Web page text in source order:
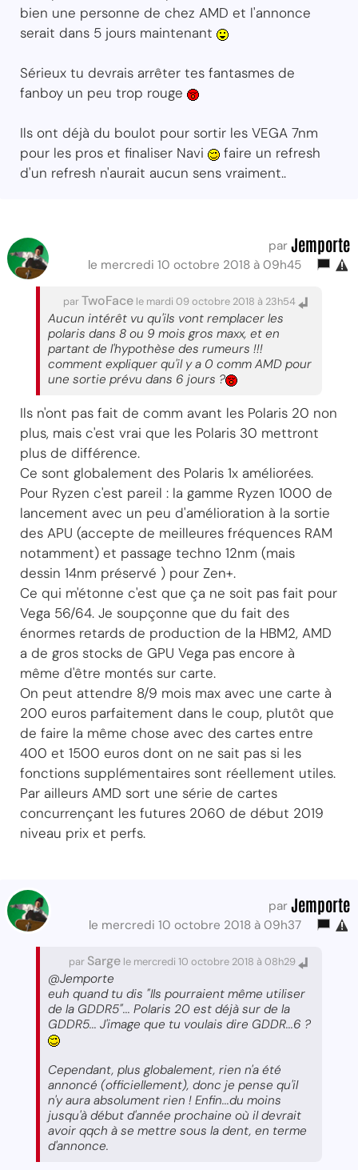
bien une personne de chez AMD et l'annonce
serait dans 5 jours maintenant
Sérieux tu devrais arrêter tes fantasmes de
fanboy un peu trop rouge
Ils ont déjà du boulot pour sortir les VEGA 7nm
pour les pros et finaliser Navi
faire un refresh
d'un refresh n'aurait aucun sens vraiment..
par Jemporte
le mercredi 10 octobre 2018 à 09h45
parTwoFace le mardi 09 octobre 2018 à 23h54
Aucun intérêt vu qu'ils vont remplacer les
polaris dans 8 ou 9 mois gros maxx, et en
partant de l'hypothèse des rumeurs !!!
comment expliquer qu'il y a 0 comm AMD pour
une sortie prévu dans 6 jours ?
Ils n'ont pas fait de comm avant les Polaris 20 non
plus, mais c'est vrai que les Polaris 30 mettront
plus de différence.
Ce sont globalement des Polaris 1x améliorées.
Pour Ryzen c'est pareil : la gamme Ryzen 1000 de
lancement avec un peu d'amélioration à la sortie
des APU (accepte de meilleures fréquences RAM
notamment) et passage techno 12nm (mais
dessin 14nm préservé ) pour Zen+.
Ce qui m'étonne c'est que ça ne soit pas fait pour
Vega 56/64. Je soupçonne que du fait des
énormes retards de production de la HBM2, AMD
a de gros stocks de GPU Vega pas encore à
même d'être montés sur carte.
On peut attendre 8/9 mois max avec une carte à
200 euros parfaitement dans le coup, plutôt que
de faire la même chose avec des cartes entre
400 et 1500 euros dont on ne sait pas si les
fonctions supplémentaires sont réellement utiles.
Par ailleurs AMD sort une série de cartes
concurrençant les futures 2060 de début 2019
niveau prix et perfs.
par Jemporte
le mercredi 10 octobre 2018 à 09h37
par Sarge le mercredi 10 octobre 2018 à 08h29
@Jemporte
euh quand tu dis "Ils pourraient même utiliser
de la GDDR5"... Polaris 20 est déjà sur de la
GDDR5... J'image que tu voulais dire GDDR...6 ?
Cependant, plus globalement, rien n'a été
annoncé (officiellement), donc je pense qu'il
n'y aura absolument rien ! Enfin...du moins
jusqu'à début d'année prochaine où il devrait
avoir qqch à se mettre sous la dent, en terme
d'annonce.